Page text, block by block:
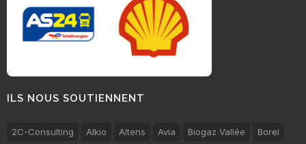
ILS NOUS SOUTIENNENT
2C-Consulting Alkio Altens Avia Biogaz Vallée
Borel